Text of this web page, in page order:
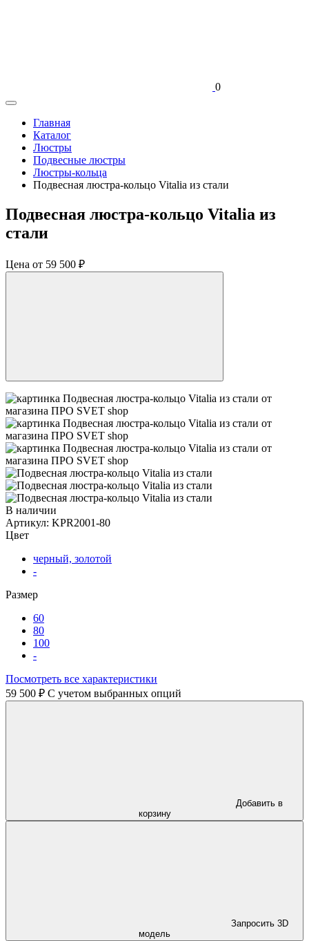
0
Главная
Каталог
Люстры
Подвесные люстры
Люстры-кольца
Подвесная люстра-кольцо Vitalia из стали
Подвесная люстра-кольцо Vitalia из
стали
Цена от 59 500 ₽
В наличии
Артикул: KPR2001-80
Цвет
черный, золотой
-
Размер
60
80
100
-
Посмотреть все характеристики
59 500 ₽ C учетом выбранных опций
Добавить в
корзину
Запросить 3D
модель